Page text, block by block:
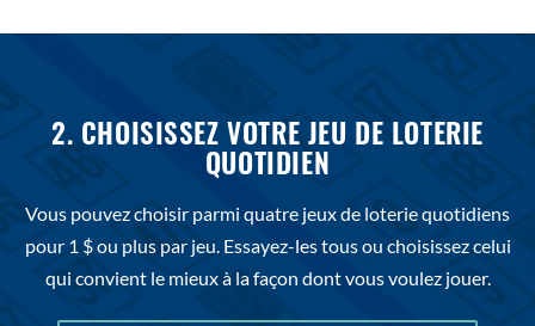
2. CHOISISSEZ VOTRE JEU DE LOTERIE
QUOTIDIEN
Vous pouvez choisir parmi quatre jeux de loterie quotidiens
pour 1 $ ou plus par jeu. Essayez-les tous ou choisissez celui
qui convient le mieux à la façon dont vous voulez jouer.